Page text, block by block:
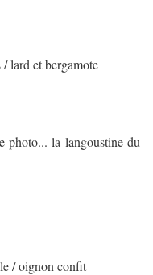
lard et bergamote
photo... la langoustine du
/ oignon confit